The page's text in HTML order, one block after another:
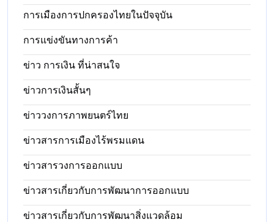
การเมืองการปกครองไทยในปัจจุบัน
การแข่งขันทางการค้า
ข่าว การเงิน ที่น่าสนใจ
ข่าวการเงินสั้นๆ
ข่าววงการภาพยนตร์ไทย
ข่าวสารการเมืองไร้พรมแดน
ข่าวสารวงการออกแบบ
ข่าวสารเกี่ยวกับการพัฒนาการออกแบบ
ข่าวสารเกี่ยวกับการพัฒนาสิ่งแวดล้อม